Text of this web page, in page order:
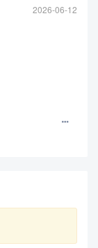
2026-06-12